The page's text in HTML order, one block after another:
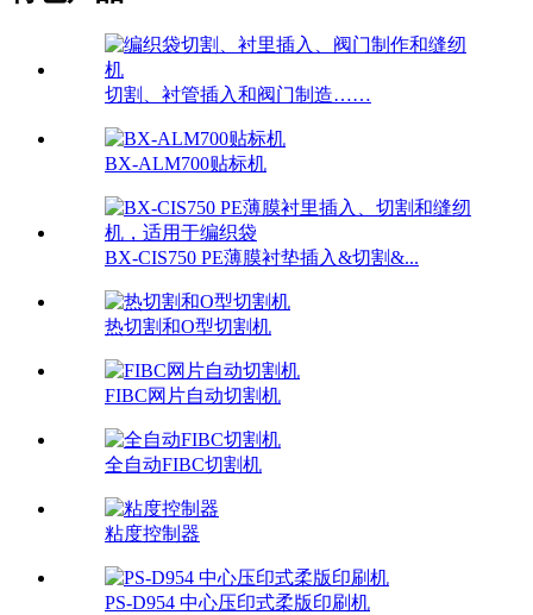
切割、衬管插入和阀门制造……
BX-ALM700贴标机
BX-CIS750 PE薄膜衬垫插入&切割&...
热切割和O型切割机
FIBC网片自动切割机
全自动FIBC切割机
粘度控制器
PS-D954 中心压印式柔版印刷机